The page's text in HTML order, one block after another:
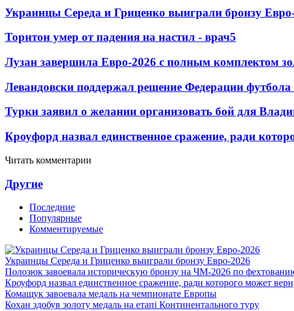
Украинцы Середа и Гриценко выиграли бронзу
Торнтон умер от падения на настил - врач5
Лузан завершила Евро-2026 с полным комплектом
Левандовски поддержал решение Федерации
Турки заявил о желании организовать бой для
Кроуфорд назвал единственное сражение, ради
Читать комментарии
Другие
Последние
Популярные
Комментируемые
Украинцы Середа и Гриценко выиграли бронзу Евро-2026
Полозюк завоевала историческую бронзу на ЧМ-2026 по
Кроуфорд назвал единственное сражение, ради которого может
Комащук завоевала медаль на чемпионате Европы
Кохан здобув золоту медаль на етапі Континентального туру